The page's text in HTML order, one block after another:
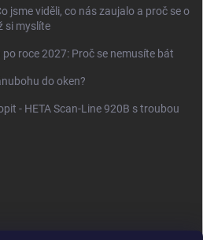
jsme viděli, co nás zaujalo a proč se o
si myslíte
roce 2027: Proč se nemusíte bát
do oken?
- HETA Scan-Line 920B s troubou